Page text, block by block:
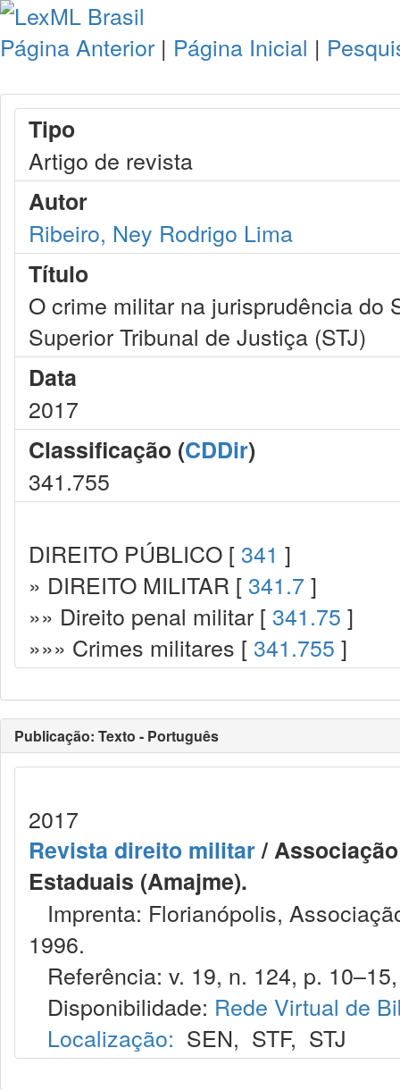
Página Anterior | Página Inicial |
Tipo
Artigo de revista
Autor
Ribeiro, Ney Rodrigo Lima
Título
O crime militar na jurisprudência do
Superior Tribunal de Justiça (STJ)
Data
2017
Classificação (CDDir)
341.755
DIREITO PÚBLICO [ 341 ]
» DIREITO MILITAR [ 341.7 ]
»» Direito penal militar [ 341.75 ]
»»» Crimes militares [ 341.755 ]
Publicação: Texto - Português
2017
Revista direito militar/
Estaduais (Amajme).
Imprenta: Florianópolis,
1996.
Referência: v. 19, n. 124, p.
Disponibilidade: Rede Virtual de
Localização: SEN, STF, STJ